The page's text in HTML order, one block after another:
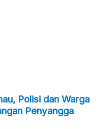
Polisi dan Warga
Penyangga